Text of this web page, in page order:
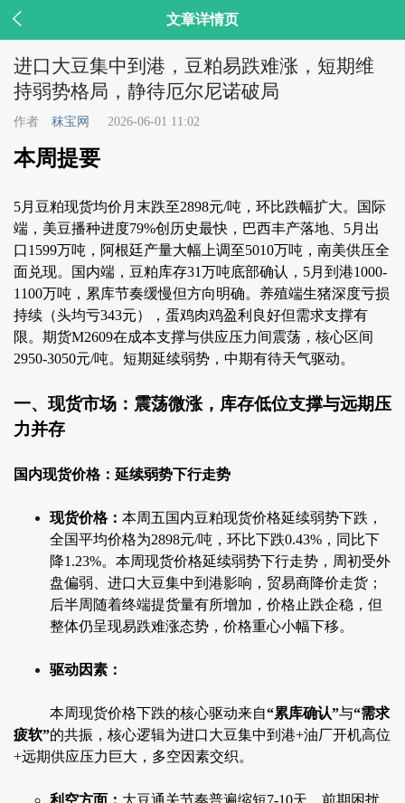
 文章详情页
进口大豆集中到港，豆粕易跌难涨，短期维
持弱势格局，静待厄尔尼诺破局
作者 秣宝网 2026-06-01 11:02
本周提要
5月豆粕现货均价月末跌至2898元/吨，环比跌幅扩大。国际
端，美豆播种进度79%创历史最快，巴西丰产落地、5月出
口1599万吨，阿根廷产量大幅上调至5010万吨，南美供压全
面兑现。国内端，豆粕库存31万吨底部确认，5月到港1000-
1100万吨，累库节奏缓慢但方向明确。养殖端生猪深度亏损
持续（头均亏343元），蛋鸡肉鸡盈利良好但需求支撑有
限。期货M2609在成本支撑与供应压力间震荡，核心区间
2950-3050元/吨。短期延续弱势，中期有待天气驱动。
一、现货市场：震荡微涨，库存低位支撑与远期压
力并存
国内现货价格：延续弱势下行走势
现货价格： 本周五国内豆粕现货价格延续弱势下跌，
全国平均价格为2898元/吨，环比下跌0.43%，同比下
降1.23%。本周现货价格延续弱势下行走势，周初受外
盘偏弱、进口大豆集中到港影响，贸易商降价走货；
后半周随着终端提货量有所增加，价格止跌企稳，但
整体仍呈现易跌难涨态势，价格重心小幅下移。
驱动因素：
本周现货价格下跌的核心驱动来自“累库确认”与“需求
疲软”的共振，核心逻辑为进口大豆集中到港+油厂开机高位
+远期供应压力巨大，多空因素交织。
利空方面： 大豆通关节奏普遍缩短7-10天，前期困扰